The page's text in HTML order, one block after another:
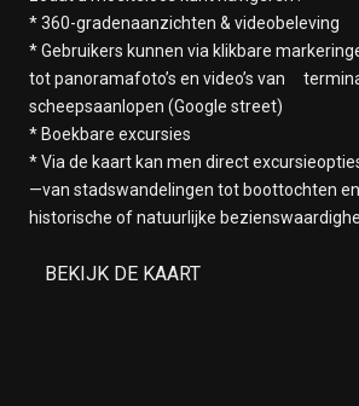
Manila, Filipijnen
23 maart 2028
Op Zee
24 maart 2028
Nha Trang, Vietnam
25 maart 2028
Op Zee
26 maart 2028
27 maart 2028
* 360-gradenaanzichten & videobeleving
* Gebruikers kunnen via klikbare
tot panoramafoto’s en video’s van
scheepsaanlopen (Google street)
* Boekbare excursies
* Via de kaart kan men direct
—van stadswandelingen tot boottochten
historische of natuurlijke
BEKIJK DE KAART